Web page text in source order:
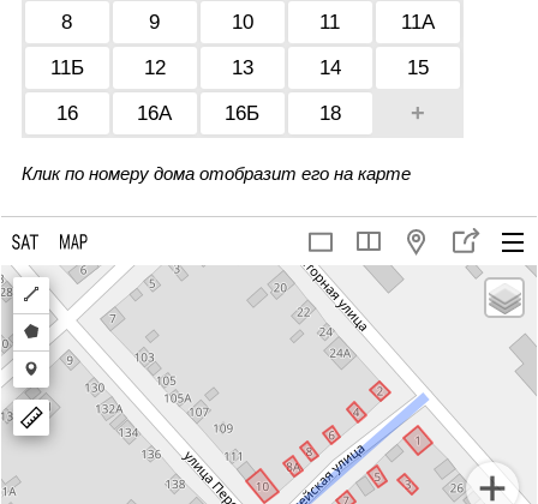
8
9 10 11
11А
11Б
12 13 14
15
16
16А 16Б 18 +
Клик по номеру дома отобразит его на карте
Draw
a
polyline
Draw
a
polygon
Draw
a
marker